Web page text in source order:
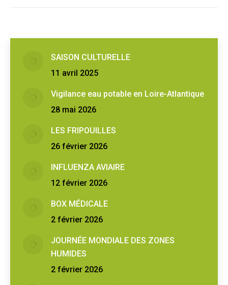
SAISON CULTURELLE
11 avril 2025
Vigilance eau potable en Loire-Atlantique
28 mai 2026
LES FRIPOUILLES
26 février 2026
INFLUENZA AVIAIRE
12 février 2026
BOX MÉDICALE
2 février 2026
JOURNÉE MONDIALE DES ZONES
HUMIDES
2 février 2026